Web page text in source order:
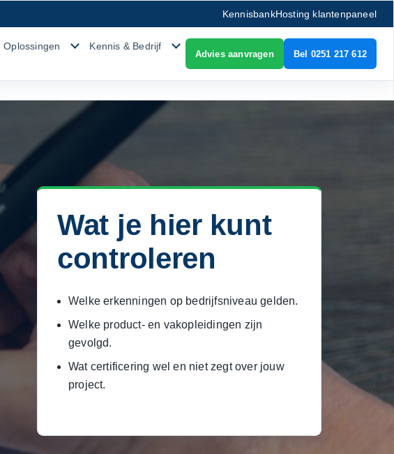
KennisbankHosting klantenpaneel
Oplossingen Kennis & Bedrijf
Advies aanvragen Bel 0251 217 612
Wat je hier kunt
controleren
Welke erkenningen op bedrijfsniveau gelden.
Welke product- en vakopleidingen zijn
gevolgd.
Wat certificering wel en niet zegt over jouw
project.